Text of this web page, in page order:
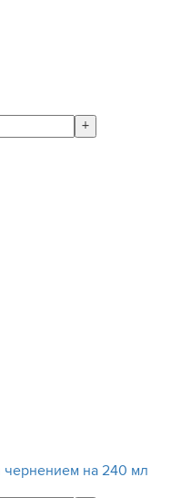
+
чернением на 240 мл